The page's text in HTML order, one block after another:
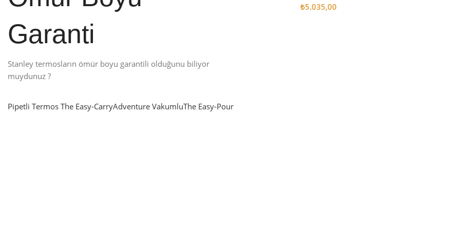
Garanti
Stanley termosların ömür boyu garantili olduğunu biliyor
muydunuz ?
Pipetli TermosThe Easy-CarryAdventure VakumluThe Easy-Pour
₺5.035,00